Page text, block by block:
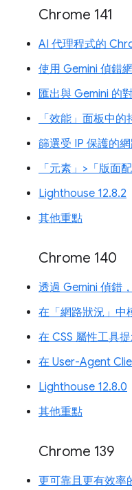
Chrome 141
AI 代理程式的
使用 Gemini 偵錯
匯出與 Gemini 的
「效能」面板中
篩選受 IP 保護的
「元素」>「版面
Lighthouse 12.8.2
其他重點
Chrome 140
透過 Gemini 偵錯
在「網路狀況」中
在 CSS 屬性工具
在 User-Agent
Lighthouse 12.8.0
其他重點
Chrome 139
更可靠且更有效率